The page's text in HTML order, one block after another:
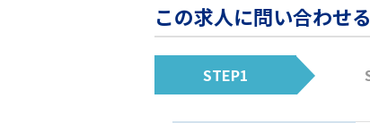
この求人に問い合わせる
STEP1